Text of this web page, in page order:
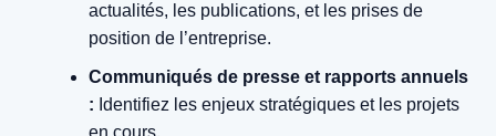
actualités, les publications, et les prises de
position de l’entreprise.
Communiqués de presse et rapports annuels
: Identifiez les enjeux stratégiques et les projets